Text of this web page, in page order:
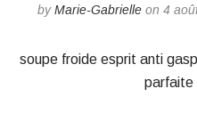
byMarie-Gabrielleon 4
soupe froide esprit anti
parfaite